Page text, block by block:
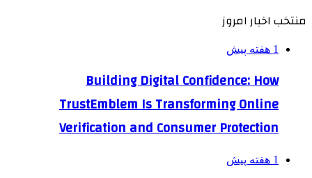
منتخب اخبار امروز
1 هفته پیش
Building Digital Confidence: How
TrustEmblem Is Transforming Online
Verification and Consumer Protection
1 هفته پیش